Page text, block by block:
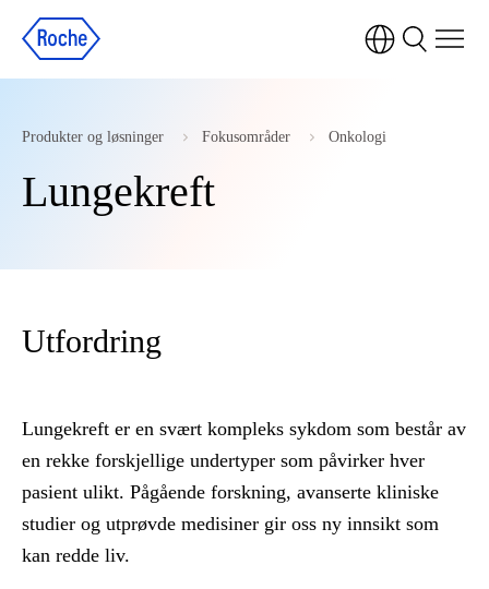
Produkter og løsninger Fokusområder Onkologi
Lungekreft
Utfordring
Lungekreft er en svært kompleks sykdom som består av
en rekke forskjellige undertyper som påvirker hver
pasient ulikt. Pågående forskning, avanserte kliniske
studier og utprøvde medisiner gir oss ny innsikt som
kan redde liv.